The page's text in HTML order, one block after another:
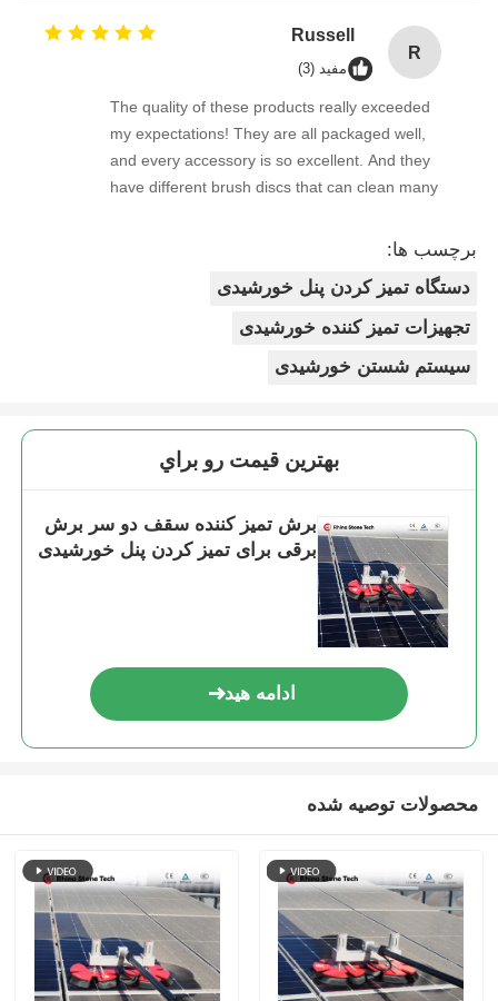
R
Russell
مفید (3)
The quality of these products really exceeded
my expectations! They are all packaged well,
and every accessory is so excellent. And they
have different brush discs that can clean many
برچسب ها:
دستگاه تمیز کردن پنل خورشیدی
تجهیزات تمیز کننده خورشیدی
سیستم شستن خورشیدی
بهترين قيمت رو براي
برش تمیز کننده سقف دو سر برش
برقی برای تمیز کردن پنل خورشیدی
ادامه هید
محصولات توصیه شده